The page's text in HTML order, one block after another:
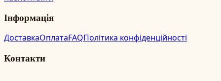
Інформація
ДоставкаОплатаFAQПолітика конфіденційності
Контакти